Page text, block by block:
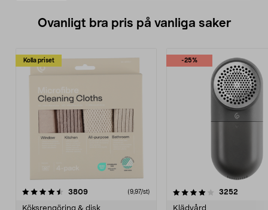
Ovanligt bra pris på vanliga saker
Kolla priset
3809recensioner (9,97/st)
-25%
4.0av 5 stjärnor 3252
4.5av 5 stjärnor